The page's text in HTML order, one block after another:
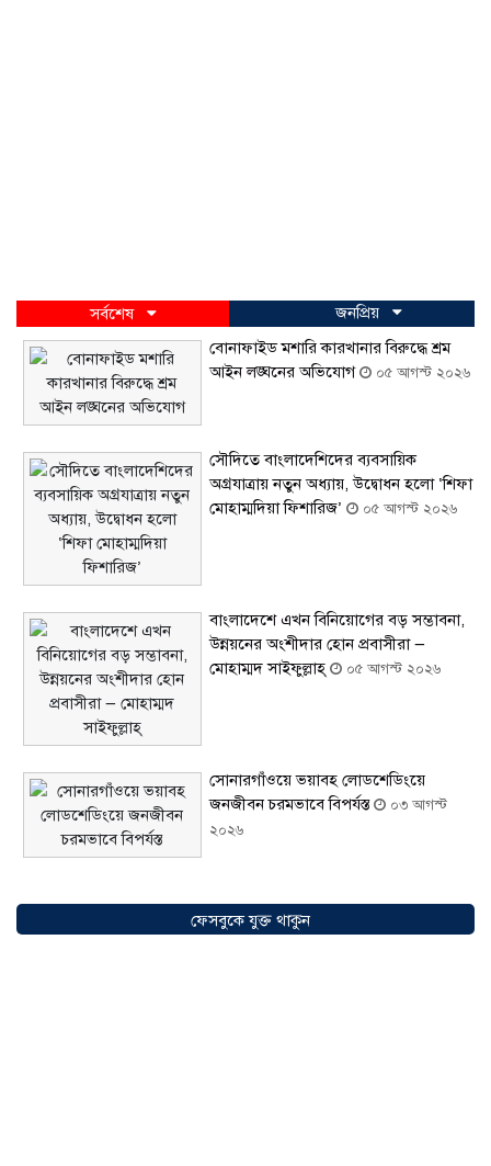
সর্বশেষ
জনপ্রিয়
বোনাফাইড মশারি কারখানার বিরুদ্ধে শ্রম
আইন লঙ্ঘনের অভিযোগ
০৫ আগস্ট ২০২৬
সৌদিতে বাংলাদেশিদের ব্যবসায়িক
অগ্রযাত্রায় নতুন অধ্যায়, উদ্বোধন হলো ‘শিফা
মোহাম্মদিয়া ফিশারিজ’
০৫ আগস্ট ২০২৬
বাংলাদেশে এখন বিনিয়োগের বড় সম্ভাবনা,
উন্নয়নের অংশীদার হোন প্রবাসীরা —
মোহাম্মদ সাইফুল্লাহ্
০৫ আগস্ট ২০২৬
সোনারগাঁওয়ে ভয়াবহ লোডশেডিংয়ে
জনজীবন চরমভাবে বিপর্যস্ত
০৩ আগস্ট
২০২৬
হেরোইনসহ যুবক গ্রেপ্তার
ফেসবুকে যুক্ত থাকুন